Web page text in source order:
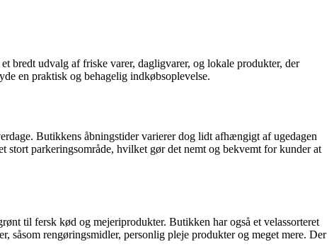
bredt udvalg af friske varer, dagligvarer, og lokale produkter, der
en praktisk og behagelig indkøbsoplevelse.
Butikkens åbningstider varierer dog lidt afhængigt af ugedagen
parkeringsområde, hvilket gør det nemt og bekvemt for kunder at
til fersk kød og mejeriprodukter. Butikken har også et velassorteret
såsom rengøringsmidler, personlig pleje produkter og meget mere. Der